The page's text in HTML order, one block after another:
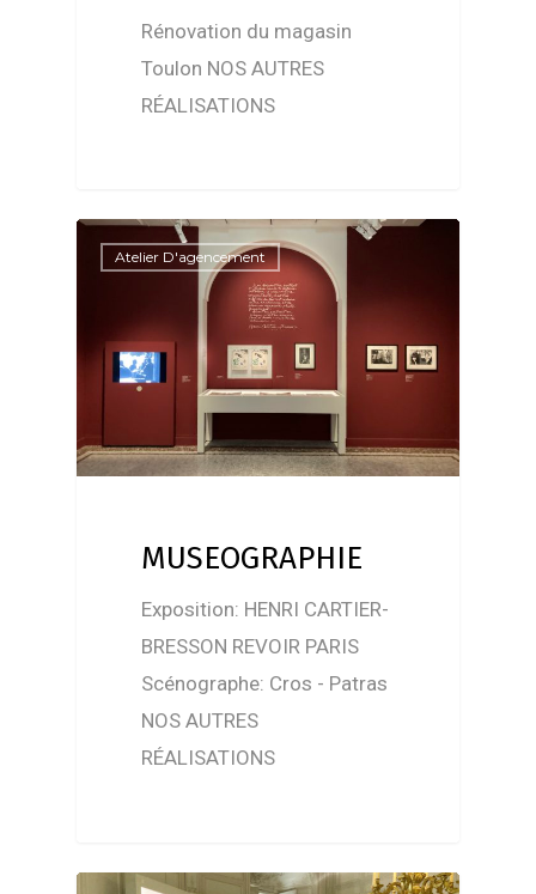
Rénovation du magasin
Toulon NOS AUTRES
RÉALISATIONS
Atelier D'agencement
MUSEOGRAPHIE
Exposition: HENRI CARTIER-
BRESSON REVOIR PARIS
Scénographe: Cros - Patras
NOS AUTRES
RÉALISATIONS